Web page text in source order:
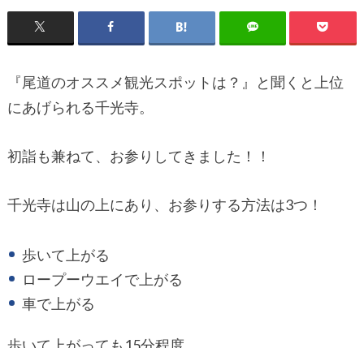
『尾道のオススメ観光スポットは？』と聞くと上位
にあげられる千光寺。
初詣も兼ねて、お参りしてきました！！
千光寺は山の上にあり、お参りする方法は3つ！
歩いて上がる
ロープーウエイで上がる
車で上がる